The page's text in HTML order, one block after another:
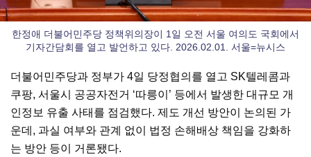
한정애 더불어민주당 정책위의장이 1일 오전 서울 여의도 국회에서
기자간담회를 열고 발언하고 있다. 2026.02.01. 서울=뉴시스
더불어민주당과 정부가 4일 당정협의를 열고 SK텔레콤과
쿠팡, 서울시 공공자전거 ‘따릉이’ 등에서 발생한 대규모 개
인정보 유출 사태를 점검했다. 제도 개선 방안이 논의된 가
운데, 과실 여부와 관계 없이 법정 손해배상 책임을 강화하
는 방안 등이 거론됐다.